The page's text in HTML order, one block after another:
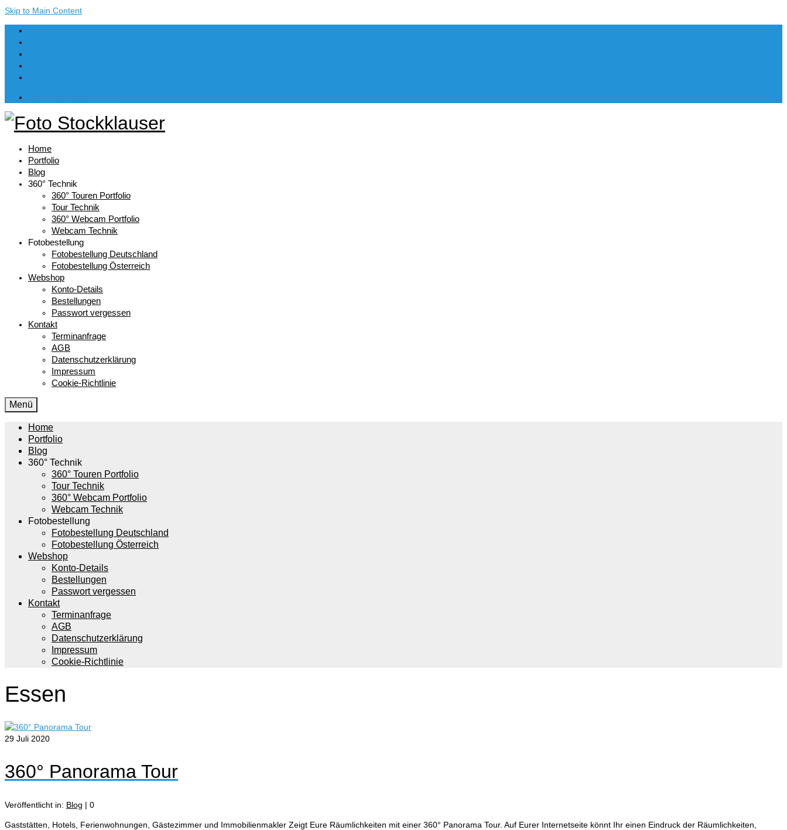
Skip to Main Content
Home
Portfolio
Blog
360° Technik
360° Touren Portfolio
Tour Technik
360° Webcam Portfolio
Webcam Technik
Fotobestellung
Fotobestellung Deutschland
Fotobestellung Österreich
Webshop
Konto-Details
Bestellungen
Passwort vergessen
Kontakt
Terminanfrage
AGB
Datenschutzerklärung
Impressum
Cookie-Richtlinie
Menü
Home
Portfolio
Blog
360° Technik
360° Touren Portfolio
Tour Technik
360° Webcam Portfolio
Webcam Technik
Fotobestellung
Fotobestellung Deutschland
Fotobestellung Österreich
Webshop
Konto-Details
Bestellungen
Passwort vergessen
Kontakt
Terminanfrage
AGB
Datenschutzerklärung
Impressum
Cookie-Richtlinie
Essen
29 Juli 2020
360° Panorama Tour
Veröffentlicht in: Blog | 0
Gaststätten, Hotels, Ferienwohnungen, Gästezimmer und Immobilienmakler Zeigt Eure Räumlichkeiten mit einer 360° Panorama Tour. Auf Eurer Internetseite könnt Ihr einen Eindruck der Räumlichkeiten,